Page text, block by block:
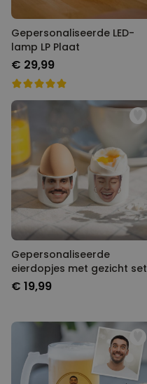
Gepersonaliseerde LED-
lamp LP Plaat
€ 29,99
Gepersonaliseerde
eierdopjes met gezicht set
van twee
€ 19,99